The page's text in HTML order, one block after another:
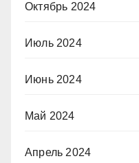
Октябрь 2024
Июль 2024
Июнь 2024
Май 2024
Апрель 2024